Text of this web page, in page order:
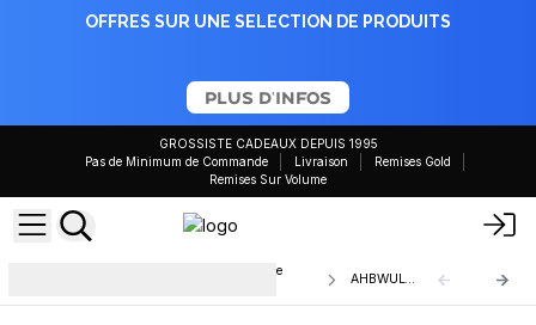
OFFRES SUR UNE SELECTION DE PRODUITS
PLUS D'INFOS
GROSSISTE CADEAUX DEPUIS 1995
Pas de Minimum de Commande
Livraison
Remises Gold
Remises Sur Volume
Gel Lavant Main & Corps - Marque
AHBWUL-01